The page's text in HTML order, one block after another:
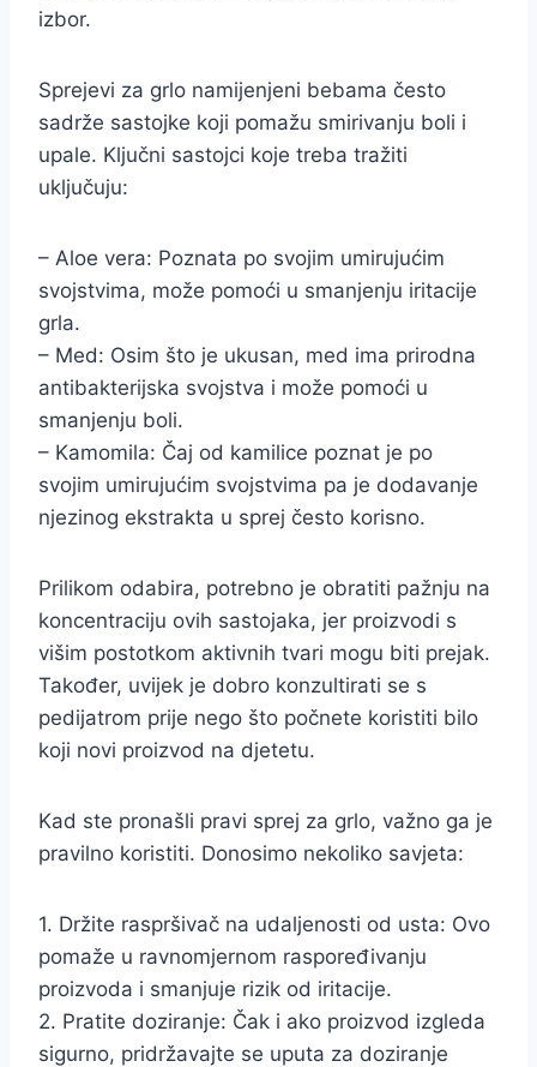
izbor.
Sprejevi za grlo namijenjeni bebama često
sadrže sastojke koji pomažu smirivanju boli i
upale. Ključni sastojci koje treba tražiti
uključuju:
– Aloe vera: Poznata po svojim umirujućim
svojstvima, može pomoći u smanjenju iritacije
grla.
– Med: Osim što je ukusan, med ima prirodna
antibakterijska svojstva i može pomoći u
smanjenju boli.
– Kamomila: Čaj od kamilice poznat je po
svojim umirujućim svojstvima pa je dodavanje
njezinog ekstrakta u sprej često korisno.
Prilikom odabira, potrebno je obratiti pažnju na
koncentraciju ovih sastojaka, jer proizvodi s
višim postotkom aktivnih tvari mogu biti prejak.
Također, uvijek je dobro konzultirati se s
pedijatrom prije nego što počnete koristiti bilo
koji novi proizvod na djetetu.
Kad ste pronašli pravi sprej za grlo, važno ga je
pravilno koristiti. Donosimo nekoliko savjeta:
1. Držite raspršivač na udaljenosti od usta: Ovo
pomaže u ravnomjernom raspoređivanju
proizvoda i smanjuje rizik od iritacije.
2. Pratite doziranje: Čak i ako proizvod izgleda
sigurno, pridržavajte se uputa za doziranje